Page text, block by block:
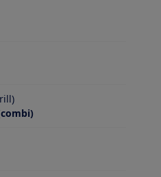
voor Bruikbare inhoud
informatie voor Buitenmaten (h